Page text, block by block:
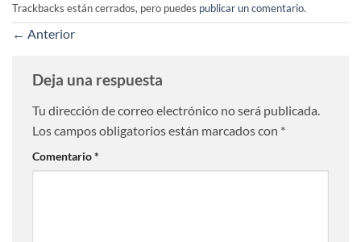
Trackbacks están cerrados, pero puedes publicar un comentario.
← Anterior
Deja una respuesta
Tu dirección de correo electrónico no será publicada.
Los campos obligatorios están marcados con *
Comentario*